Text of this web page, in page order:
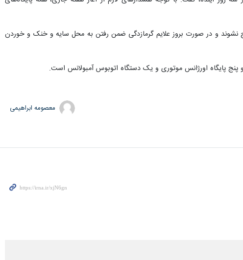
بسیار گرم پیش رو، توصیه می‌شود حتی‌المقدور افراد از ساعات ۱۰ تا ۱۶ از منزل خارج نشوند و در صورت بروز علایم گرمازدگی ضمن رفتن به محل سایه و خنک و خوردن
معصومه ابراهیمی